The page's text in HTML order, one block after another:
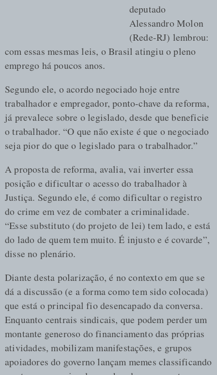
deputado
Alessandro Molon
(Rede-RJ) lembrou:
com essas mesmas leis, o Brasil atingiu o pleno
emprego há poucos anos.
Segundo ele, o acordo negociado hoje entre
trabalhador e empregador, ponto-chave da reforma,
já prevalece sobre o legislado, desde que beneficie
o trabalhador. “O que não existe é que o negociado
seja pior do que o legislado para o trabalhador.”
A proposta de reforma, avalia, vai inverter essa
posição e dificultar o acesso do trabalhador à
Justiça. Segundo ele, é como dificultar o registro
do crime em vez de combater a criminalidade.
“Esse substituto (do projeto de lei) tem lado, e está
do lado de quem tem muito. É injusto e é covarde”,
disse no plenário.
Diante desta polarização, é no contexto em que se
dá a discussão (e a forma como tem sido colocada)
que está o principal fio desencapado da conversa.
Enquanto centrais sindicais, que podem perder um
montante generoso do financiamento das próprias
atividades, mobilizam manifestações, e grupos
apoiadores do governo lançam memes classificando